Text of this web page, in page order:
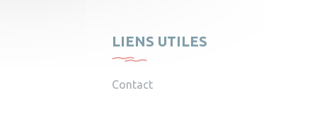
LIENS UTILES
Contact